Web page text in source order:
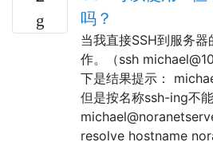
吗？
当我直接SSH到服务
作。（ssh
下是结果提示：
但是按名称ssh-ing不
resolve hostname